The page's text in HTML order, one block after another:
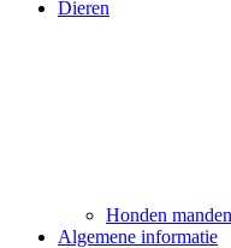
Dieren
Honden manden
Algemene informatie